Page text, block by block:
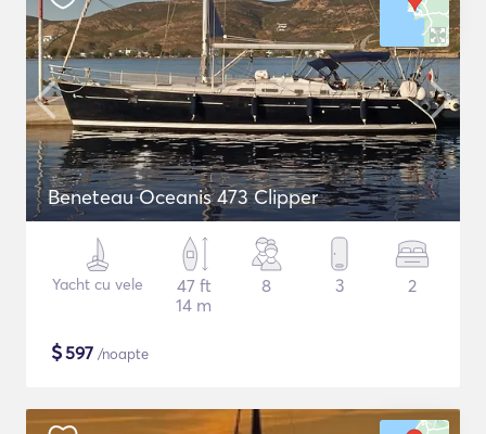
Beneteau Oceanis 473 Clipper
Yacht cu vele
47 ft
14 m
8 3 2
$597 /noapte